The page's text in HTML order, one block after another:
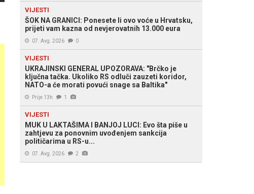
VIJESTI
ŠOK NA GRANICI: Ponesete li ovo voće u Hrvatsku,
prijeti vam kazna od nevjerovatnih 13.000 eura
07. Avg. 2026 0
VIJESTI
UKRAJINSKI GENERAL UPOZORAVA: "Brčko je
ključna tačka. Ukoliko RS odluči zauzeti koridor,
NATO-a će morati povući snage sa Baltika"
Prije 13h 1
VIJESTI
MUK U LAKTAŠIMA I BANJOJ LUCI: Evo šta piše u
zahtjevu za ponovnim uvođenjem sankcija
političarima u RS-u...
07. Avg. 2026 2